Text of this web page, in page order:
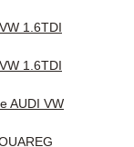
1.6TDI
1.6TDI
AUDI VW